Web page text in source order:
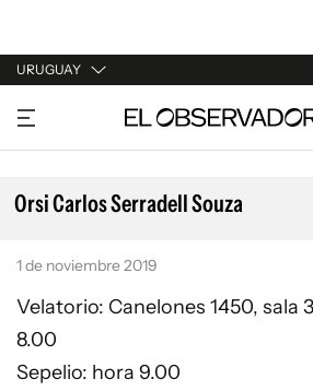
URUGUAY
URUGUAY
ARGENTINA
ESPAÑA
Orsi Carlos Serradell Souza
1 de noviembre 2019
Velatorio: Canelones 1450, sala
8.00
Sepelio: hora 9.00